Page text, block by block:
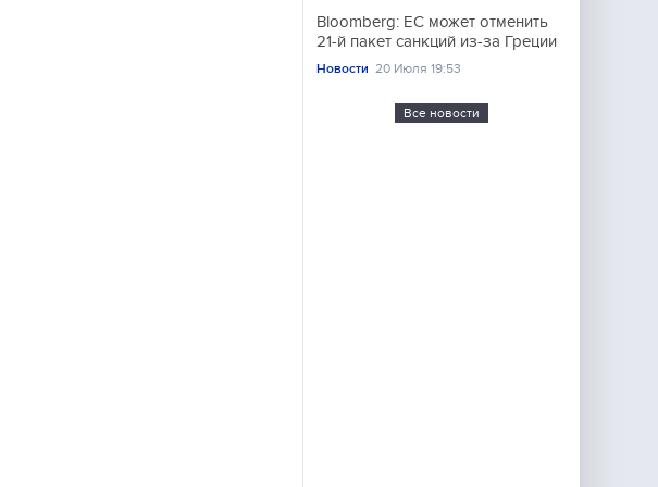
Bloomberg: ЕС может отменить
21-й пакет санкций из-за Греции
Новости 20 Июля 19:53
Все новости